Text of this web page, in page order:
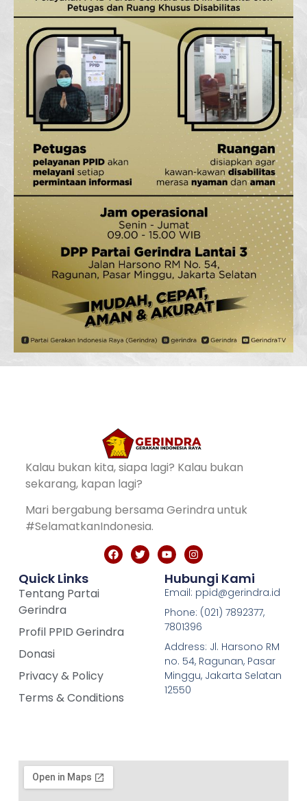
Kalau bukan kita, siapa lagi? Kalau bukan
sekarang, kapan lagi?
Mari bergabung bersama Gerindra untuk
#SelamatkanIndonesia.
Quick Links
Tentang Partai
Gerindra
Profil PPID Gerindra
Donasi
Privacy & Policy
Terms & Conditions
Hubungi Kami
Email: ppid@gerindra.id
Phone: (021) 7892377,
7801396
Address: Jl. Harsono RM
no. 54, Ragunan, Pasar
Minggu, Jakarta Selatan
12550